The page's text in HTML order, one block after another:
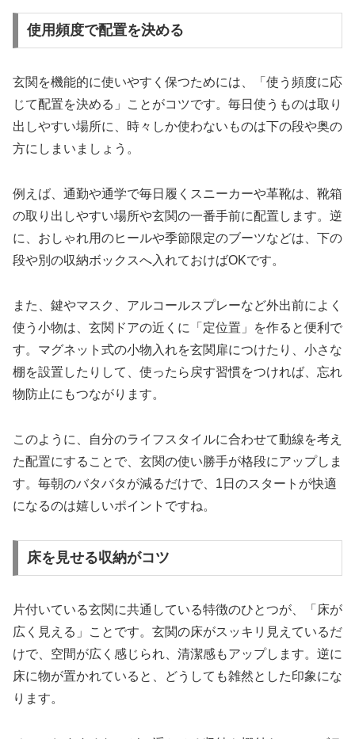
使用頻度で配置を決める
玄関を機能的に使いやすく保つためには、「使う頻度に応
じて配置を決める」ことがコツです。毎日使うものは取り
出しやすい場所に、時々しか使わないものは下の段や奥の
方にしまいましょう。
例えば、通勤や通学で毎日履くスニーカーや革靴は、靴箱
の取り出しやすい場所や玄関の一番手前に配置します。逆
に、おしゃれ用のヒールや季節限定のブーツなどは、下の
段や別の収納ボックスへ入れておけばOKです。
また、鍵やマスク、アルコールスプレーなど外出前によく
使う小物は、玄関ドアの近くに「定位置」を作ると便利で
す。マグネット式の小物入れを玄関扉につけたり、小さな
棚を設置したりして、使ったら戻す習慣をつければ、忘れ
物防止にもつながります。
このように、自分のライフスタイルに合わせて動線を考え
た配置にすることで、玄関の使い勝手が格段にアップしま
す。毎朝のバタバタが減るだけで、1日のスタートが快適
になるのは嬉しいポイントですね。
床を見せる収納がコツ
片付いている玄関に共通している特徴のひとつが、「床が
広く見える」ことです。玄関の床がスッキリ見えているだ
けで、空間が広く感じられ、清潔感もアップします。逆に
床に物が置かれていると、どうしても雑然とした印象にな
ります。